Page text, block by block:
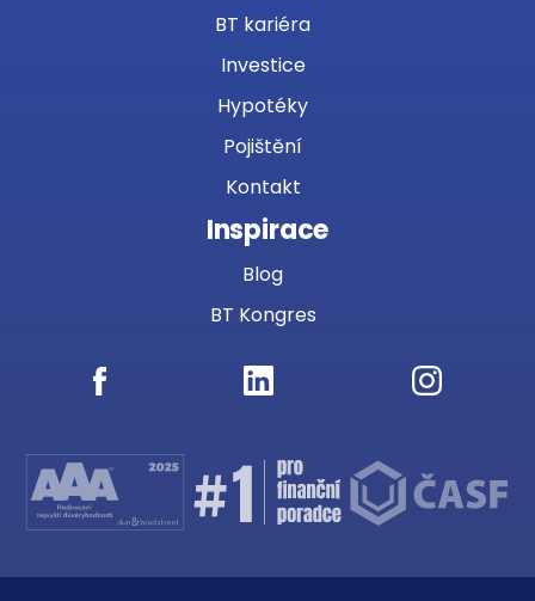
BT kariéra
Investice
Hypotéky
Pojištění
Kontakt
Inspirace
Blog
BT Kongres